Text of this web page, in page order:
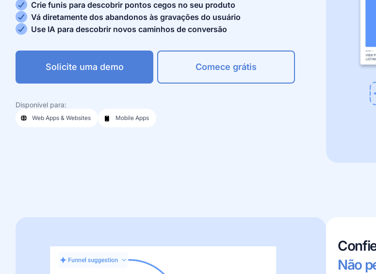
Crie funis para descobrir pontos cegos no seu produto
Vá diretamente dos abandonos às gravações do usuário
Use IA para descobrir novos caminhos de conversão
Solicite uma demo Comece grátis
Disponível para:
Web Apps & Websites Mobile Apps
Não